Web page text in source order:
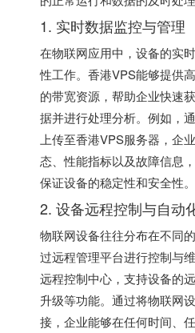
1. 实时数据监控与管理
在物联网应用中，设备的实
性工作。香港VPS能够提供
的带宽资源，帮助企业快速
据并进行处理分析。例如，
上传至香港VPS服务器，企
态、性能指标以及故障信息
保证设备的稳定性和安全性。
2. 设备远程控制与自动
物联网设备往往分布在不同
过远程管理平台进行控制与
远程控制中心，支持设备的
升级等功能。通过将物联网
接，企业能够在任何时间、